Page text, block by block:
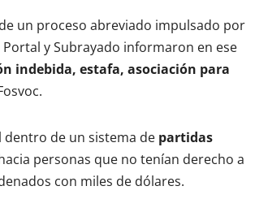
un proceso abreviado impulsado por
y Subrayado informaron en ese
indebida, estafa, asociación para
dentro de un sistema de partidas
personas que no tenían derecho a
con miles de dólares.